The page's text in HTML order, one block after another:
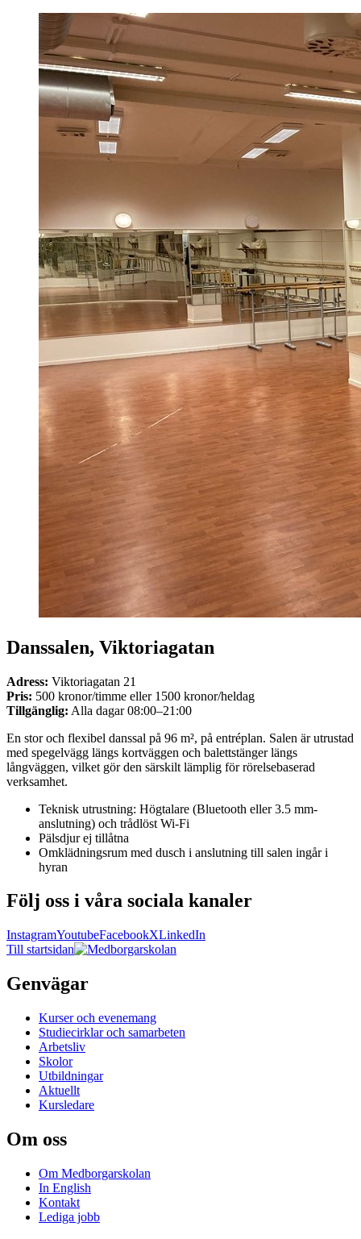
Danssalen, Viktoriagatan
Adress: Viktoriagatan 21
Pris: 500 kronor/timme eller 1500 kronor/heldag
Tillgänglig: Alla dagar 08:00–21:00
En stor och flexibel danssal på 96 m², på entréplan. Salen är utrustad
med spegelvägg längs kortväggen och balettstänger längs
långväggen, vilket gör den särskilt lämplig för rörelsebaserad
verksamhet.
Teknisk utrustning: Högtalare (Bluetooth eller 3.5 mm-
anslutning) och trådlöst Wi-Fi
Pälsdjur ej tillåtna
Omklädningsrum med dusch i anslutning till salen ingår i
hyran
Följ oss i våra sociala kanaler
InstagramYoutubeFacebookXLinkedIn
Till startsidan
Genvägar
Kurser och evenemang
Studiecirklar och samarbeten
Arbetsliv
Skolor
Utbildningar
Aktuellt
Kursledare
Om oss
Om Medborgarskolan
In English
Kontakt
Lediga jobb